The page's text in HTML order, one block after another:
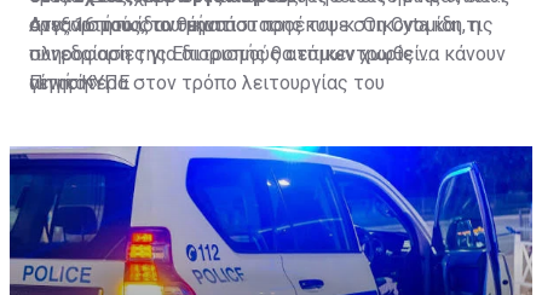
οργανισμούς, το θέμα που προέκυψε στη Cyta και τις
πληροφορίες για διορισμούς ατόμων χωρίς να κάνουν
αίτηση».
στις 16 του ίδιου μήνα.
Ανεξαρτήτως αντικατάστασης του κ. Οικονομίδη, η
συνεδρίαση της Επιτροπής θα επικεντρωθεί
γενικότερα στον τρόπο λειτουργίας του
Πηγή: ΚΥΠΕ